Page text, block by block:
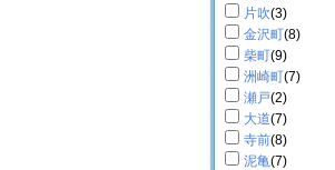
片吹(3)
金沢町(8)
柴町(9)
洲崎町(7)
瀬戸(2)
大道(7)
寺前(8)
泥亀(7)